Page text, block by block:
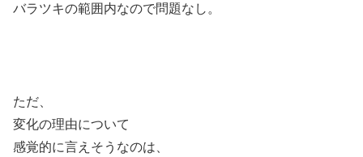
バラツキの範囲内なので問題なし。
ただ、
変化の理由について
感覚的に言えそうなのは、